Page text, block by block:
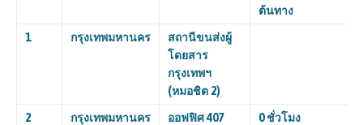
ต้นทาง
1 กรุงเทพมหานคร
สถานีขนส่งผู้
โดยสาร
กรุงเทพฯ
(หมอชิต 2)
2 กรุงเทพมหานคร ออฟฟิศ407
0 ชั่วโมง